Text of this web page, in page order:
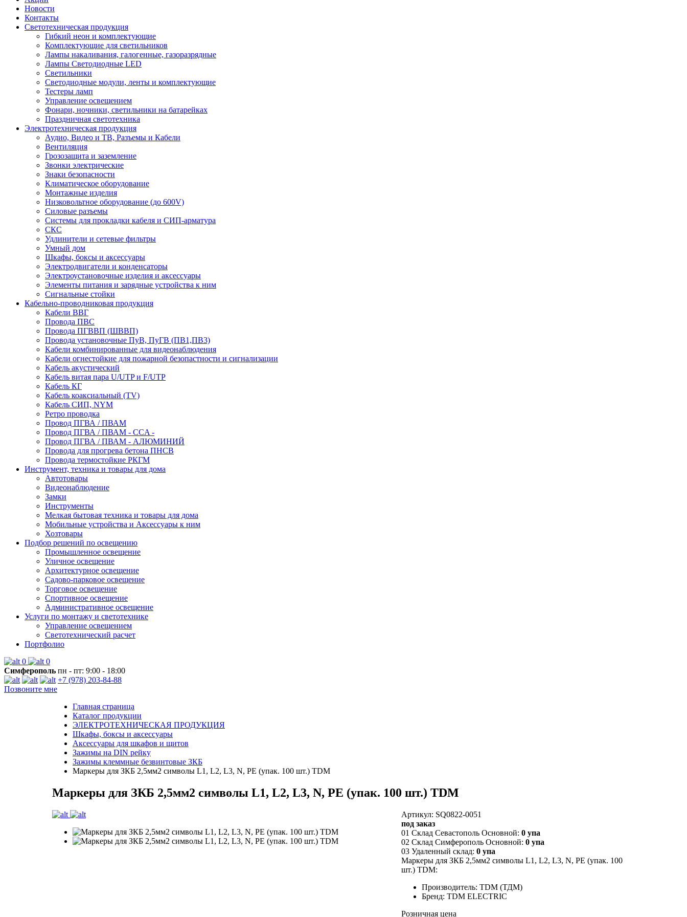
Новости
Контакты
Светотехническая продукция
Гибкий неон и комплектующие
Комплектующие для светильников
Лампы накаливания, галогенные, газоразрядные
Лампы Светодиодные LED
Светильники
Светодиодные модули, ленты и комплектующие
Тестеры ламп
Управление освещением
Фонари, ночники, светильники на батарейках
Праздничная светотехника
Электротехническая продукция
Аудио, Видео и ТВ, Разъемы и Кабели
Вентиляция
Грозозащита и заземление
Звонки электрические
Знаки безопасности
Климатическое оборудование
Монтажные изделия
Низковольтное оборудование (до 600V)
Силовые разъемы
Системы для прокладки кабеля и СИП-арматура
СКС
Удлинители и сетевые фильтры
Умный дом
Шкафы, боксы и аксессуары
Электродвигатели и конденсаторы
Электроустановочные изделия и аксессуары
Элементы питания и зарядные устройства к ним
Сигнальные стойки
Кабельно-проводниковая продукция
Кабели ВВГ
Провода ПВС
Провода ПГВВП (ШВВП)
Провода установочные ПуВ, ПуГВ (ПВ1,ПВ3)
Кабели комбинированные для видеонаблюдения
Кабели огнестойкие для пожарной безопастности и сигнализации
Кабель акустический
Кабель витая пара U/UTP и F/UTP
Кабель КГ
Кабель коаксиальный (TV)
Кабель СИП, NYM
Ретро проводка
Провод ПГВА / ПВАМ
Провод ПГВА / ПВАМ - CCA -
Провод ПГВА / ПВАМ - АЛЮМИНИЙ
Провода для прогрева бетона ПНСВ
Провода термостойкие РКГМ
Инструмент, техника и товары для дома
Автотовары
Видеонаблюдение
Замки
Инструменты
Мелкая бытовая техника и товары для дома
Мобильные устройства и Аксессуары к ним
Хозтовары
Подбор решений по освещению
Промышленное освещение
Уличное освещение
Архитектурное освещение
Садово-парковое освещение
Торговое освещение
Спортивное освещение
Административное освещение
Услуги по монтажу и светотехнике
Управление освещением
Светотехнический расчет
Портфолио
0
0
Симферополь пн - пт: 9:00 - 18:00
+7 (978) 203-84-88
Позвоните мне
Главная страница
Каталог продукции
ЭЛЕКТРОТЕХНИЧЕСКАЯ ПРОДУКЦИЯ
Шкафы, боксы и аксессуары
Аксессуары для шкафов и щитов
Зажимы на DIN рейку
Зажимы клеммные безвинтовые ЗКБ
Маркеры для ЗКБ 2,5мм2 символы L1, L2, L3, N, PE (упак. 100 шт.) TDM
Маркеры для ЗКБ 2,5мм2 символы L1, L2, L3, N, PE (упак. 100 шт.) TDM
Артикул: SQ0822-0051
под заказ
01 Склад Севастополь Основной: 0 упа
02 Склад Симферополь Основной: 0 упа
03 Удаленный склад: 0 упа
Маркеры для ЗКБ 2,5мм2 символы L1, L2, L3, N, PE (упак. 100
шт.) TDM:
Производитель: TDM (ТДМ)
Бренд: TDM ELECTRIC
Розничная цена